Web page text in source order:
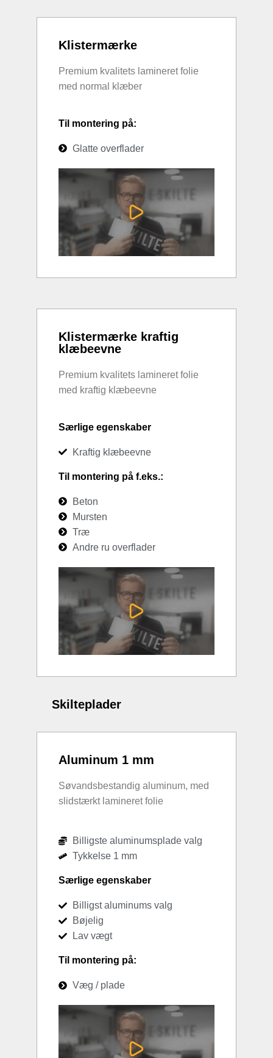
Klistermærke
Premium kvalitets lamineret folie
med normal klæber
Til montering på:
Glatte overflader
Klistermærke kraftig
klæbeevne
Premium kvalitets lamineret folie
med kraftig klæbeevne
Særlige egenskaber
Kraftig klæbeevne
Til montering på f.eks.:
Beton
Mursten
Træ
Andre ru overflader
Skilteplader
Aluminum 1 mm
Søvandsbestandig aluminum, med
slidstærkt lamineret folie
Billigste aluminumsplade valg
Tykkelse 1 mm
Særlige egenskaber
Billigst aluminums valg
Bøjelig
Lav vægt
Til montering på:
Væg / plade